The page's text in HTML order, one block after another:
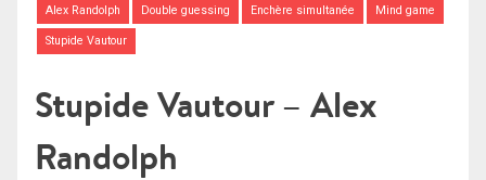
Alex Randolph Double guessing Enchère simultanée Mind game
Stupide Vautour
Stupide Vautour – Alex
Randolph